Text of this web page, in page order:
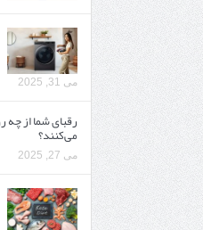
می 31, 2025
رقبای شما از چه
می‌کنند؟
می 27, 2025